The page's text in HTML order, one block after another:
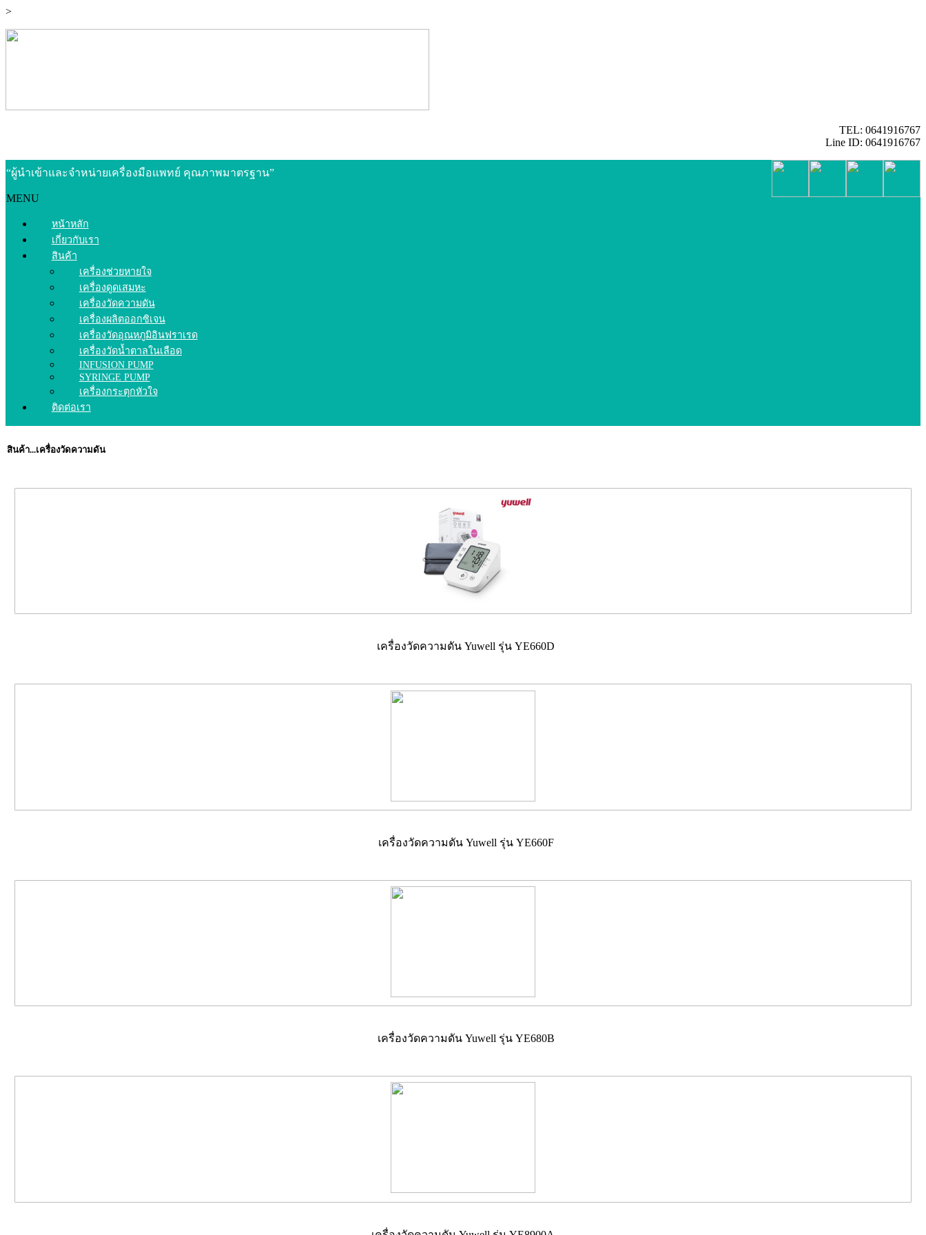
>
TEL: 0641916767
Line ID: 0641916767
“ผู้นำเข้าและจำหน่ายเครื่องมือแพทย์ คุณภาพมาตรฐาน”
MENU
หน้าหลัก
เกี่ยวกับเรา
สินค้า
เครื่องช่วยหายใจ
เครื่องดูดเสมหะ
เครื่องวัดความดัน
เครื่องผลิตออกซิเจน
เครื่องวัดอุณหภูมิอินฟราเรด
เครื่องวัดน้ำตาลในเลือด
INFUSION PUMP
SYRINGE PUMP
เครื่องกระตุกหัวใจ
ติดต่อเรา
สินค้า...เครื่องวัดความดัน
เครื่องวัดความดัน Yuwell รุ่น YE660D
เครื่องวัดความดัน Yuwell รุ่น YE660F
เครื่องวัดความดัน Yuwell รุ่น YE680B